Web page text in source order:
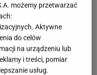
możemy przetwarzać
Aktywne
do celów
na urządzeniu lub
i treści, pomiar
usług.